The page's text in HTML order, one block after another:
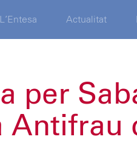
L’Entesa Actualitat
per
Antifrau